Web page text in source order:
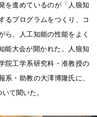
を進めているのが「人狼知
るプログラムをつくり、コ
ら、人工知能の性能をよく
能大会が開かれた。人狼知
院工学系研究科・准教授の
系・助教の大澤博隆氏に、
て聞いた。